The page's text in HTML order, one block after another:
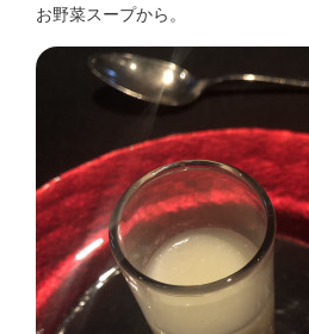
お野菜スープから。